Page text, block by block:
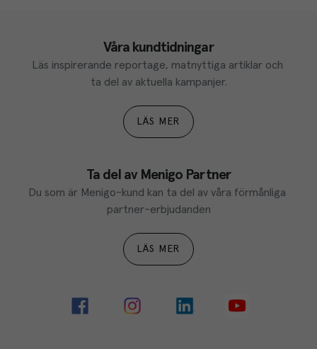
Våra kundtidningar
Läs inspirerande reportage, matnyttiga artiklar och
ta del av aktuella kampanjer.
LÄS MER
Ta del av Menigo Partner
Du som är Menigo-kund kan ta del av våra förmånliga
partner-erbjudanden
LÄS MER